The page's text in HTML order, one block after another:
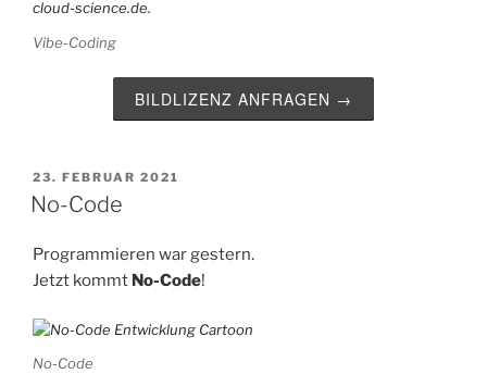
Vibe-Coding
BILDLIZENZ ANFRAGEN →
VERÖFFENTLICHT
AM
23. FEBRUAR 2021
No-Code
Programmieren war gestern.
Jetzt kommt No-Code!
No-Code